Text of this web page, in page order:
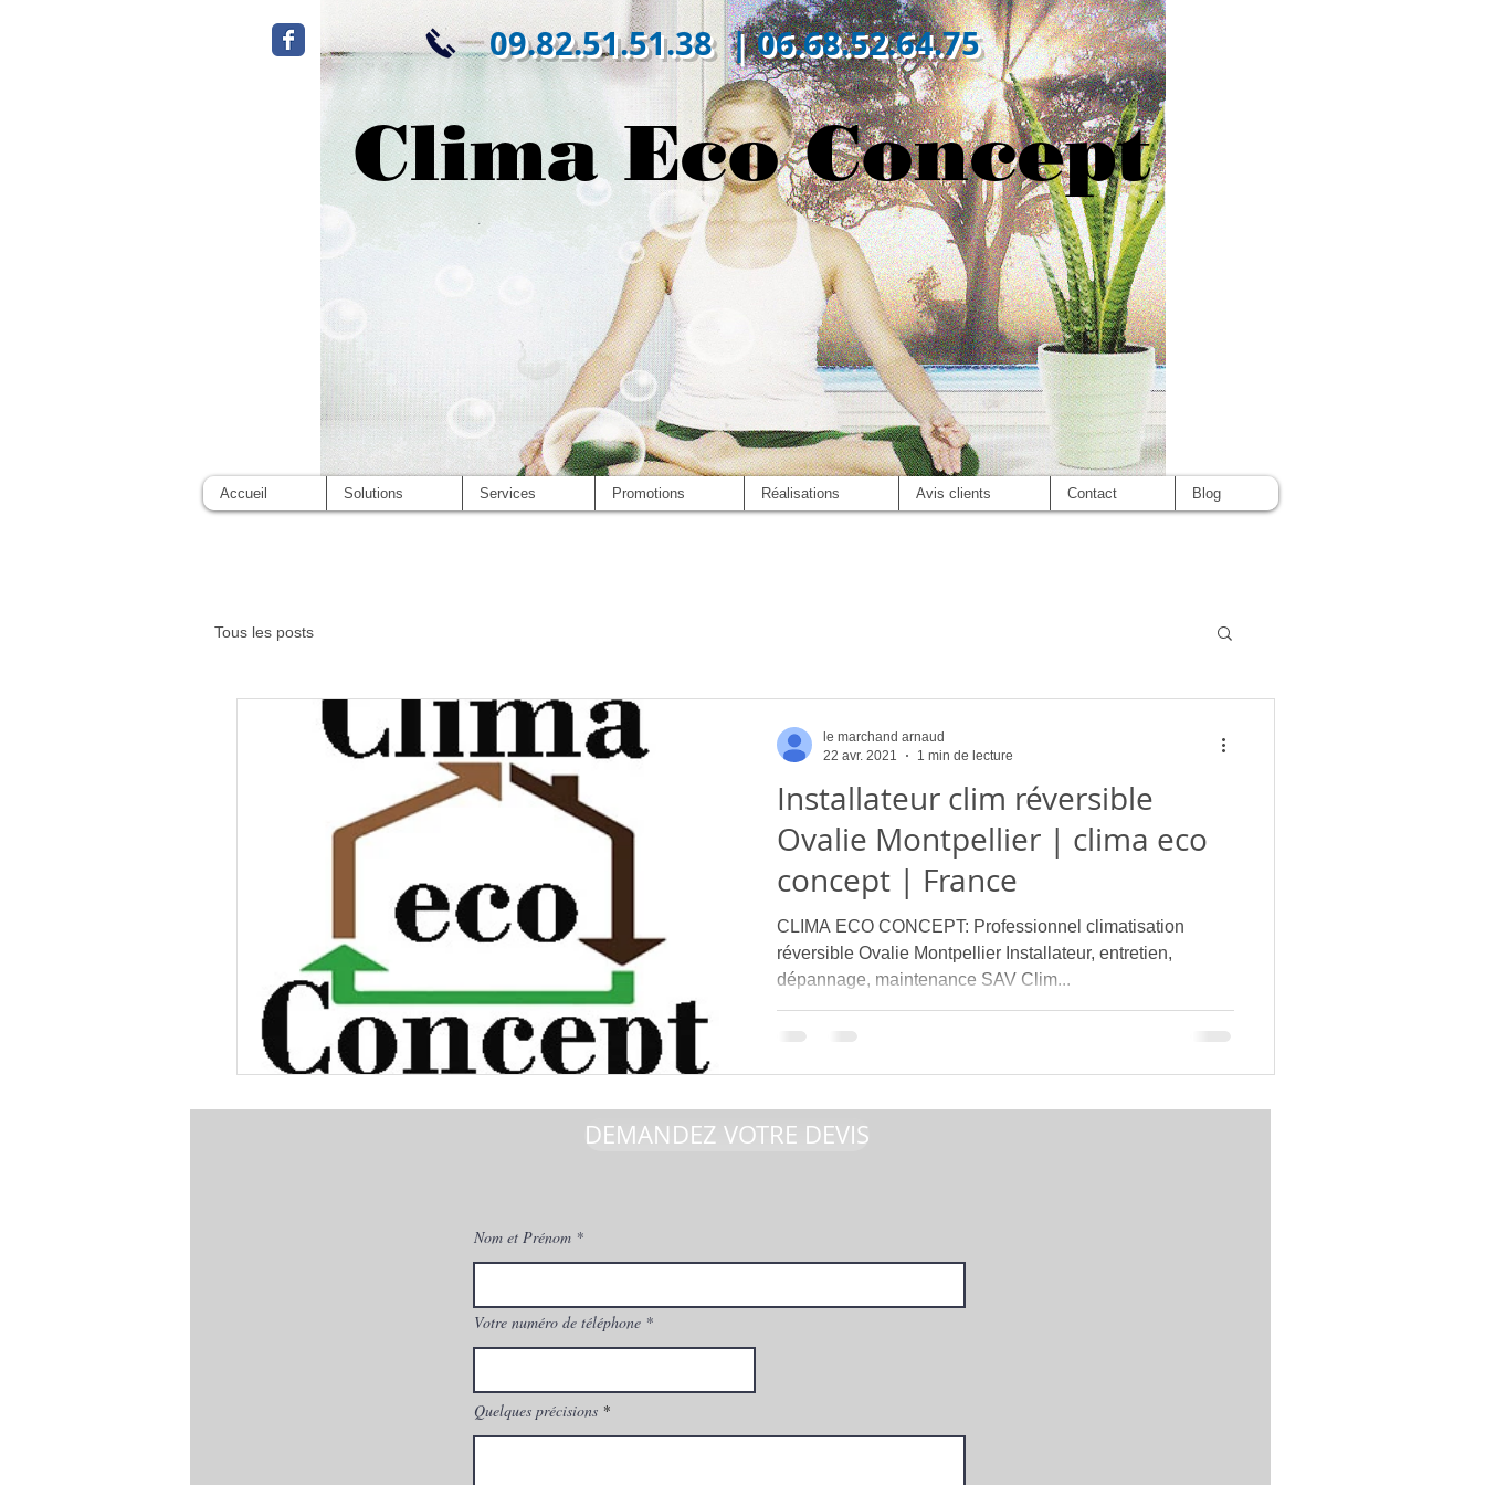
09.82.51.51.38 | 06.68.52.64.75
Clima Eco Concept
Accueil Solutions Services Promotions Réalisations Avis clients Contact Blog
Tous les posts
Installateur clim réversible
Ovalie Montpellier | clima eco
concept | France
CLIMA ECO CONCEPT: Professionnel climatisation
réversible Ovalie Montpellier Installateur, entretien,
dépannage, maintenance SAV Clim...
le marchand arnaud
22 avr. 2021
1 min de lecture
DEMANDEZ VOTRE DEVIS
Nom et Prénom
Votre numéro de téléphone
Quelques précisions